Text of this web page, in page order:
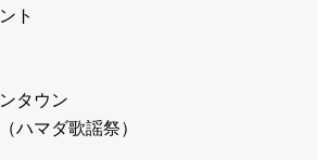
ト
タウン
ハマダ歌謡祭）